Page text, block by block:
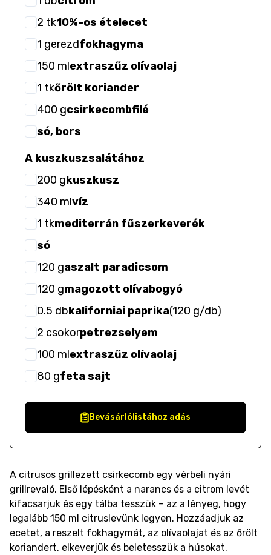
2 tk10%-os ételecet
1 gerezdfokhagyma
150 mlextraszűz olívaolaj
1 tkőrölt koriander
400 gcsirkecombfilé
só, bors
A kuszkuszsalátához
200 gkuszkusz
340 mlvíz
1 tkmediterrán fűszerkeverék
só
120 gaszalt paradicsom
120 gmagozott olívabogyó
0.5 dbkaliforniai paprika(120 g/db)
2 csokorpetrezselyem
100 mlextraszűz olívaolaj
80 gfeta sajt
Bevásárlólistához adás
A citrusos grillezett csirkecomb egy vérbeli nyári
grillrevaló. Első lépésként a narancs és a citrom levét
kifacsarjuk és egy tálba tesszük – az a lényeg, hogy
legalább 150 ml citruslevünk legyen. Hozzáadjuk az
ecetet, a reszelt fokhagymát, az olívaolajat és az őrölt
koriandert, elkeverjük és beletesszük a húsokat.